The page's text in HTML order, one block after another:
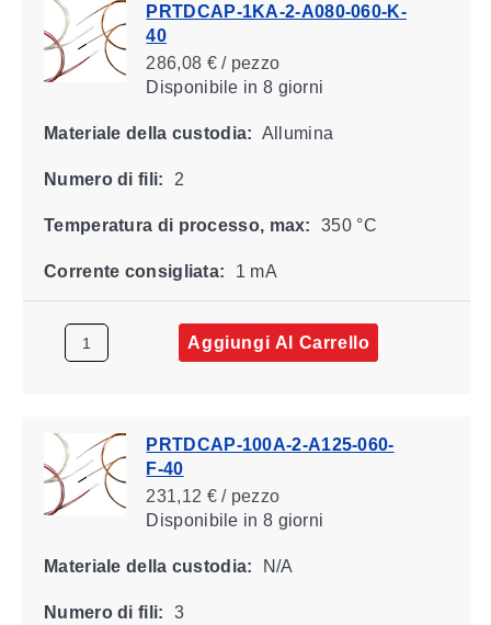
PRTDCAP-1KA-2-A080-060-K-
40
286,08 € / pezzo
Disponibile in 8 giorni
Materiale della custodia: Allumina
Numero di fili: 2
Temperatura di processo, max: 350 °C
Corrente consigliata: 1 mA
Aggiungi Al Carrello
PRTDCAP-100A-2-A125-060-
F-40
231,12 € / pezzo
Disponibile in 8 giorni
Materiale della custodia: N/A
Numero di fili: 3